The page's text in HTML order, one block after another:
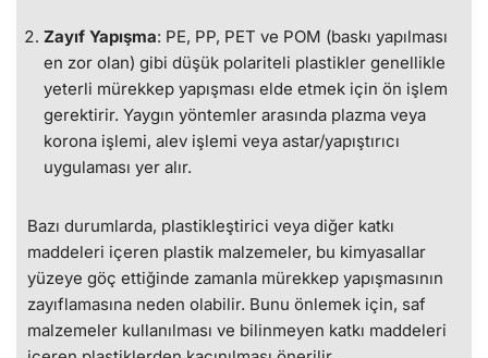
Zayıf Yapışma: PE, PP, PET ve POM (baskı yapılması
en zor olan) gibi düşük polariteli plastikler genellikle
yeterli mürekkep yapışması elde etmek için ön işlem
gerektirir. Yaygın yöntemler arasında plazma veya
korona işlemi, alev işlemi veya astar/yapıştırıcı
uygulaması yer alır.
Bazı durumlarda, plastikleştirici veya diğer katkı
maddeleri içeren plastik malzemeler, bu kimyasallar
yüzeye göç ettiğinde zamanla mürekkep yapışmasının
zayıflamasına neden olabilir. Bunu önlemek için, saf
malzemeler kullanılması ve bilinmeyen katkı maddeleri